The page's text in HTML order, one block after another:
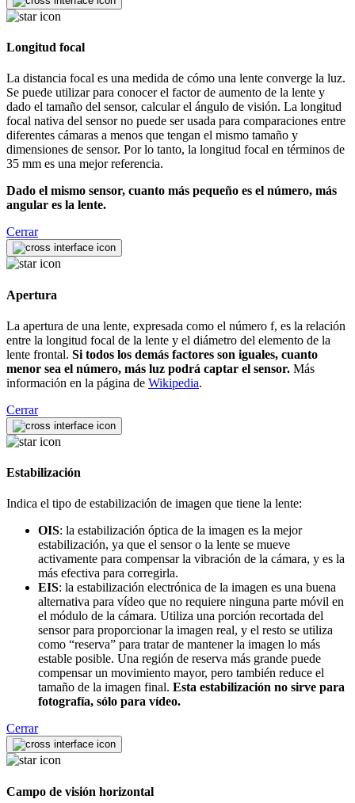
Longitud focal
La distancia focal es una medida de cómo una lente converge la luz.
Se puede utilizar para conocer el factor de aumento de la lente y
dado el tamaño del sensor, calcular el ángulo de visión. La longitud
focal nativa del sensor no puede ser usada para comparaciones entre
diferentes cámaras a menos que tengan el mismo tamaño y
dimensiones de sensor. Por lo tanto, la longitud focal en términos de
35 mm es una mejor referencia.
Dado el mismo sensor, cuanto más pequeño es el número, más
angular es la lente.
Cerrar
Apertura
La apertura de una lente, expresada como el número f, es la relación
entre la longitud focal de la lente y el diámetro del elemento de la
lente frontal. Si todos los demás factores son iguales, cuanto
menor sea el número, más luz podrá captar el sensor. Más
información en la página de Wikipedia.
Cerrar
Estabilización
Indica el tipo de estabilización de imagen que tiene la lente:
OIS: la estabilización óptica de la imagen es la mejor
estabilización, ya que el sensor o la lente se mueve
activamente para compensar la vibración de la cámara, y es la
más efectiva para corregirla.
EIS: la estabilización electrónica de la imagen es una buena
alternativa para vídeo que no requiere ninguna parte móvil en
el módulo de la cámara. Utiliza una porción recortada del
sensor para proporcionar la imagen real, y el resto se utiliza
como “reserva” para tratar de mantener la imagen lo más
estable posible. Una región de reserva más grande puede
compensar un movimiento mayor, pero también reduce el
tamaño de la imagen final. Esta estabilización no sirve para
fotografía, sólo para vídeo.
Cerrar
Campo de visión horizontal